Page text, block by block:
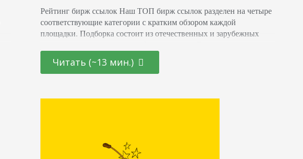
Рейтинг бирж ссылок Наш ТОП бирж ссылок разделен на четыре
соответствующие категории с кратким обзором каждой
площадки. Подборка состоит из отечественных и зарубежных
ссылок – здесь можно закупить беклинки на все время работы
вашего ресурса. Закупка на сайте-доноре происходит раз и
Читать (~13 мин.)